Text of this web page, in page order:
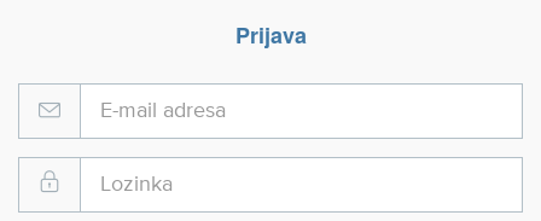
Prijava